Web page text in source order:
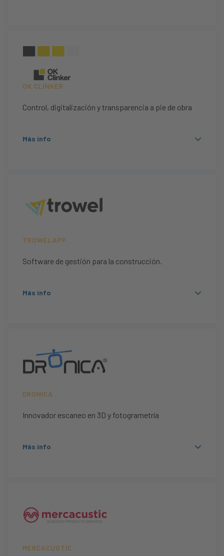
OK CLINKER
Control, digitalización y transparencia a pie de obra
Más info
TROWELAPP
Software de gestión para la construcción.
Más info
DRONICA
Innovador escaneo en 3D y fotogrametría
Más info
MERCACUSTIC